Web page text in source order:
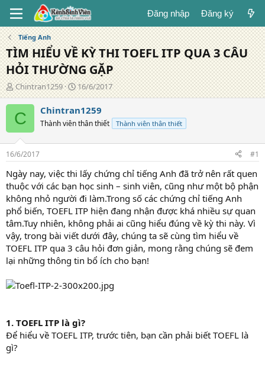
Đăng nhập Đăng ký
Tiếng Anh
TÌM HIỂU VỀ KỲ THI TOEFL ITP QUA 3 CÂU
HỎI THƯỜNG GẶP
T
á
c
g
ả
Chintran1259
N
g
à
đ
g
16/6/2017
C Chintran1259
Thành viên thân thiết Thành viên thân thiết
16/6/2017 #1
Ngày nay, việc thi lấy chứng chỉ tiếng Anh đã trở nên rất quen
thuộc với các bạn học sinh – sinh viên, cũng như một bộ phận
không nhỏ người đi làm.Trong số các chứng chỉ tiếng Anh
phổ biến, TOEFL ITP hiện đang nhận được khá nhiều sự quan
tâm.Tuy nhiên, không phải ai cũng hiểu đúng về kỳ thi này. Vì
vậy, trong bài viết dưới đây, chúng ta sẽ cùng tìm hiểu về
TOEFL ITP qua 3 câu hỏi đơn giản, mong rằng chúng sẽ đem
lại những thông tin bổ ích cho bạn!
1. TOEFL ITP là gì?
Để hiểu về TOEFL ITP, trước tiên, bạn cần phải biết TOEFL là
gì?